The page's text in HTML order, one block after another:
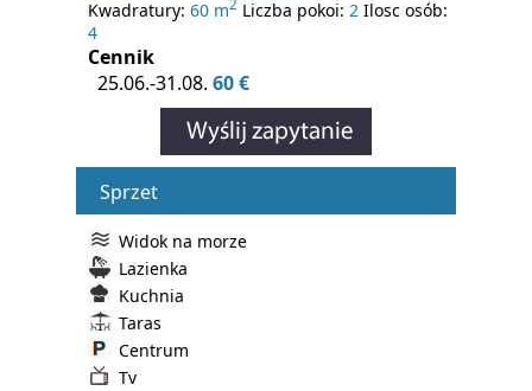
Kwadratury: 60 m2 Liczba pokoi: 2 Ilosc osób:
4
Cennik
25.06.-31.08. 60 €
Sprzet
Widok na morze
Lazienka
Kuchnia
Taras
Centrum
Tv